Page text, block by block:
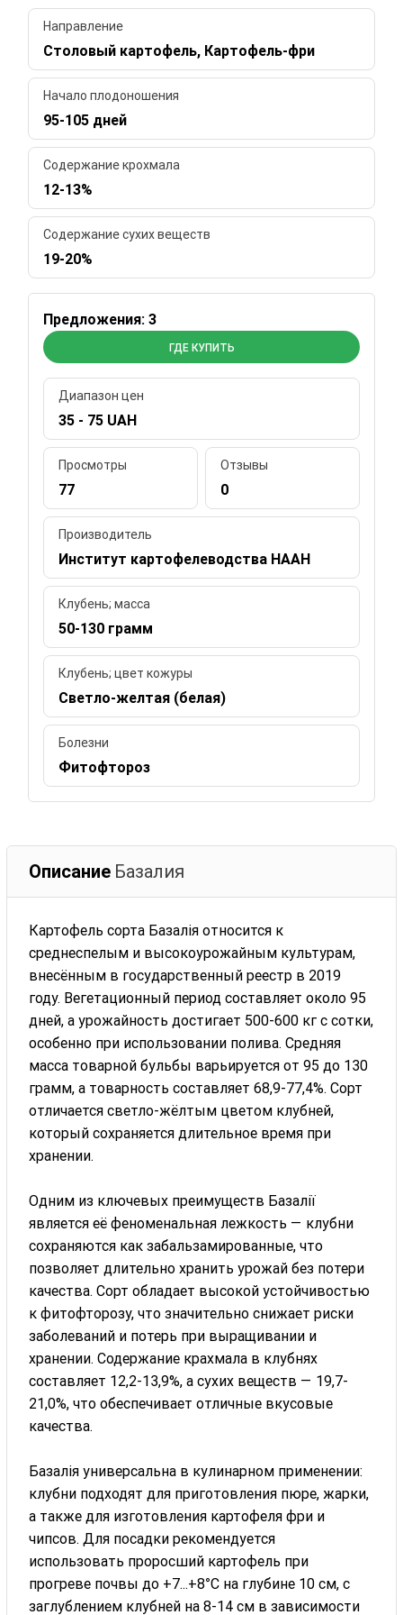
Направление
Столовый картофель, Картофель-фри
Начало плодоношения
95-105 дней
Содержание крохмала
12-13%
Содержание сухих веществ
19-20%
Предложения: 3
ГДЕ КУПИТЬ
Диапазон цен
35 - 75 UAH
Просмотры
77
Отзывы
0
Производитель
Институт картофелеводства НААН
Клубень; масса
50-130 грамм
Клубень; цвет кожуры
Светло-желтая (белая)
Болезни
Фитофтороз
Описание Базалия
Картофель сорта Базалія относится к
среднеспелым и высокоурожайным культурам,
внесённым в государственный реестр в 2019
году. Вегетационный период составляет около 95
дней, а урожайность достигает 500-600 кг с сотки,
особенно при использовании полива. Средняя
масса товарной бульбы варьируется от 95 до 130
грамм, а товарность составляет 68,9-77,4%. Сорт
отличается светло-жёлтым цветом клубней,
который сохраняется длительное время при
хранении.
Одним из ключевых преимуществ Базалії
является её феноменальная лежкость — клубни
сохраняются как забальзамированные, что
позволяет длительно хранить урожай без потери
качества. Сорт обладает высокой устойчивостью
к фитофторозу, что значительно снижает риски
заболеваний и потерь при выращивании и
хранении. Содержание крахмала в клубнях
составляет 12,2-13,9%, а сухих веществ — 19,7-
21,0%, что обеспечивает отличные вкусовые
качества.
Базалія универсальна в кулинарном применении:
клубни подходят для приготовления пюре, жарки,
а также для изготовления картофеля фри и
чипсов. Для посадки рекомендуется
использовать проросший картофель при
прогреве почвы до +7...+8°C на глубине 10 см, с
заглублением клубней на 8-14 см в зависимости